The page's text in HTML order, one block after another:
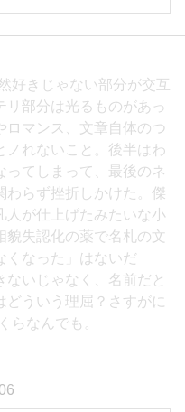
好きじゃない部分が交互
リ部分は光るものがあっ
ロマンス、文章自体のつ
ノれないこと。後半はわ
ってしまって、最後のネ
わらず挫折しかけた。傑
人が仕上げたみたいな小
貌失認化の薬で名札の文
くなった」はないだ
いじゃなく、名前だと
ういう理屈？さすがに
らなんでも。